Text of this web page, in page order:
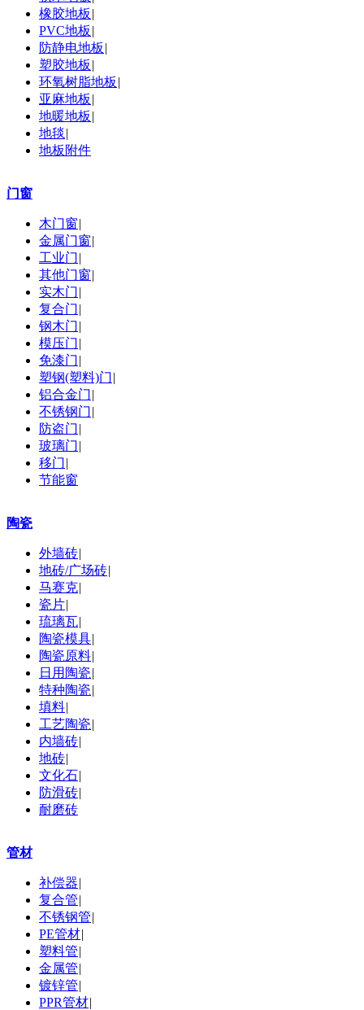
橡胶地板 |
PVC地板 |
防静电地板 |
塑胶地板 |
环氧树脂地板 |
亚麻地板 |
地暖地板 |
地毯 |
地板附件
门窗
木门窗|
金属门窗|
工业门 |
其他门窗|
实木门 |
复合门 |
钢木门 |
模压门 |
免漆门 |
塑钢(塑料)门 |
铝合金门 |
不锈钢门 |
防盗门 |
玻璃门 |
移门 |
节能窗
陶瓷
外墙砖|
地砖/广场砖|
马赛克|
瓷片|
琉璃瓦|
陶瓷模具|
陶瓷原料|
日用陶瓷|
特种陶瓷|
填料|
工艺陶瓷|
内墙砖|
地砖|
文化石|
防滑砖|
耐磨砖
管材
补偿器|
复合管|
不锈钢管|
PE管材|
塑料管|
金属管|
镀锌管|
PPR管材|